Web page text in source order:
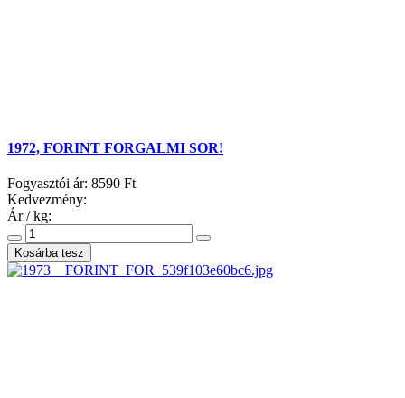
1972, FORINT FORGALMI SOR!
Fogyasztói ár: 8590 Ft
Kedvezmény:
Ár / kg: